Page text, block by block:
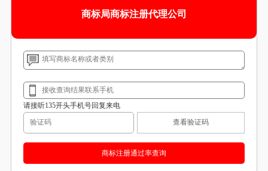
商标局商标注册代理公司
请接听135开头手机号回复来电
查看验证码